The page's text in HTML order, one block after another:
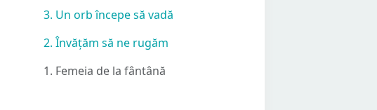
3. Un orb începe să vadă
2. Învățăm să ne rugăm
1. Femeia de la fântână